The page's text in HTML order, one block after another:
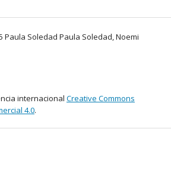
Paula Soledad Paula Soledad, Noemi
internacional Creative Commons
4.0.